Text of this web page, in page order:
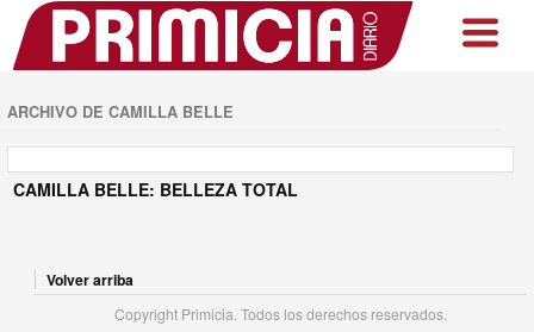
ARCHIVO DE CAMILLA BELLE
CAMILLA BELLE: BELLEZA TOTAL
Volver arriba
Copyright Primicia. Todos los derechos reservados.